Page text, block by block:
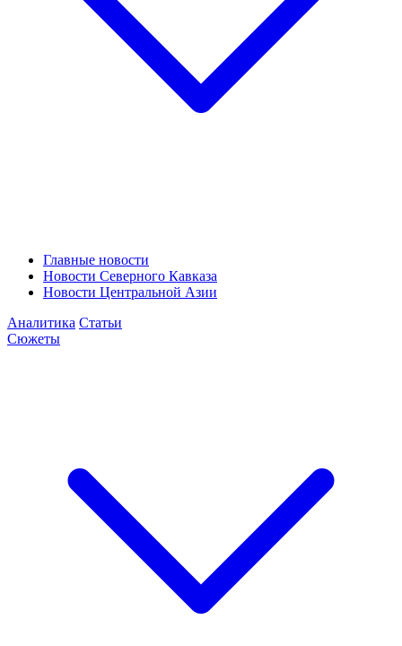
Главные новости
Новости Северного Кавказа
Новости Центральной Азии
Аналитика Статьи
Сюжеты